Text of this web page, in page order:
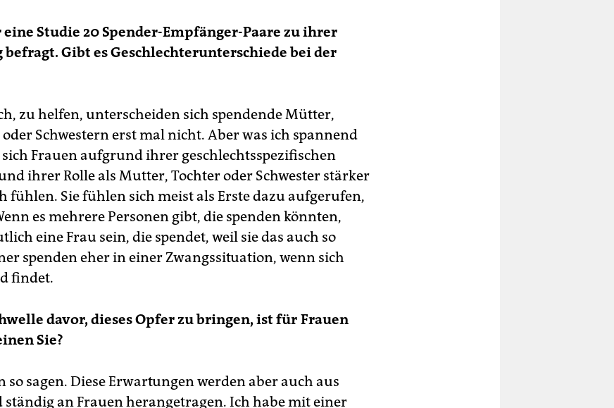
Studie 20 Spender-Empfänger-Paare zu ihrer
befragt. Gibt es Geschlechterunterschiede bei der
zu helfen, unterscheiden sich spendende Mütter,
Schwestern erst mal nicht. Aber was ich spannend
sich Frauen aufgrund ihrer geschlechtsspezifischen
ihrer Rolle als Mutter, Tochter oder Schwester stärker
fühlen. Sie fühlen sich meist als Erste dazu aufgerufen,
es mehrere Personen gibt, die spenden könnten,
eine Frau sein, die spendet, weil sie das auch so
spenden eher in einer Zwangssituation, wenn sich
findet.
davor, dieses Opfer zu bringen, ist für Frauen
Sie?
so sagen. Diese Erwartungen werden aber auch aus
an Frauen herangetragen. Ich habe mit einer